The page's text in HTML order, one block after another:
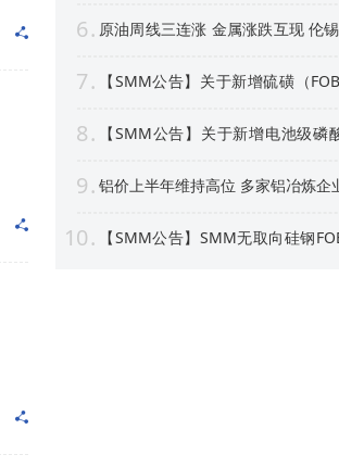
6
原油周线三连涨 金属涨跌互现 伦
7
【SMM公告】关于新增硫磺（
8
【SMM公告】关于新增电池级磷
9 铝价上半年维持高位 多家铝冶炼企
10
【SMM公告】SMM无取向硅钢